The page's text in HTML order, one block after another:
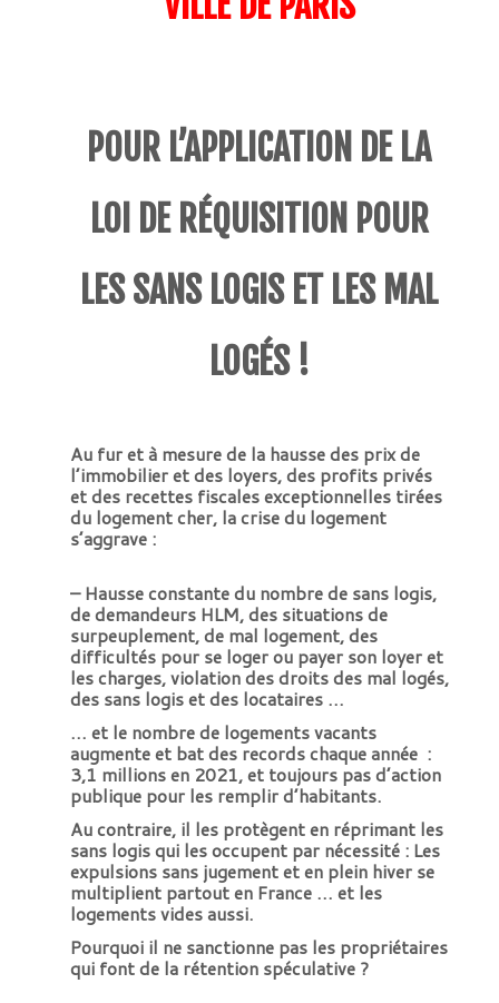
POUR L’APPLICATION DE LA
LOI DE RÉQUISITION POUR
LES SANS LOGIS ET LES MAL
LOGÉS !
Au fur et à mesure de la hausse des prix de
l’immobilier et des loyers, des profits privés
et des recettes fiscales exceptionnelles tirées
du logement cher, la crise du logement
s’aggrave :
– Hausse constante du nombre de sans logis,
de demandeurs HLM, des situations de
surpeuplement, de mal logement, des
difficultés pour se loger ou payer son loyer et
les charges, violation des droits des mal logés,
des sans logis et des locataires …
… et le nombre de logements vacants
augmente et bat des records chaque année :
3,1 millions en 2021, et toujours pas d’action
publique pour les remplir d’habitants.
Au contraire, il les protègent en réprimant les
sans logis qui les occupent par nécessité : Les
expulsions sans jugement et en plein hiver se
multiplient partout en France … et les
logements vides aussi.
Pourquoi il ne sanctionne pas les propriétaires
qui font de la rétention spéculative ?